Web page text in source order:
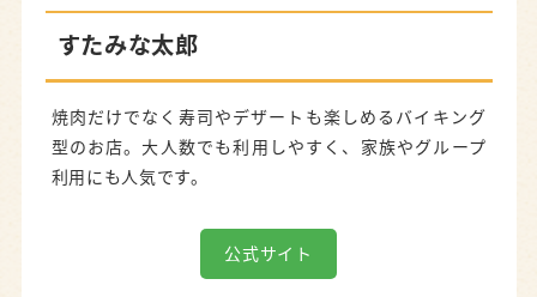
すたみな太郎
焼肉だけでなく寿司やデザートも楽しめるバイキング
型のお店。大人数でも利用しやすく、家族やグループ
利用にも人気です。
公式サイト